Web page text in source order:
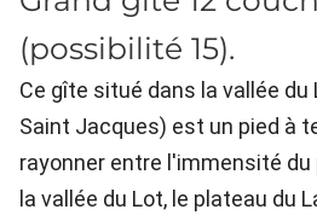
(possibilité 15).
Ce gîte situé dans la vallée
Saint Jacques) est un pied à
rayonner entre l'immensité du
la vallée du Lot, le plateau du